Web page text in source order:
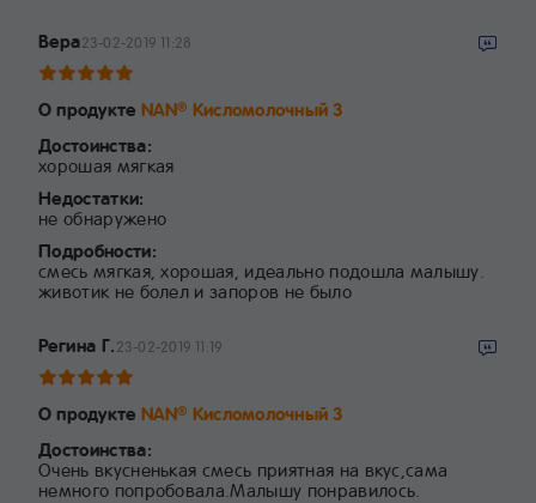
Вера23-02-2019 11:28
О продукте NAN® Кисломолочный 3
Достоинства:
хорошая мягкая
Недостатки:
не обнаружено
Подробности:
смесь мягкая, хорошая, идеально подошла малышу.
животик не болел и запоров не было
Регина Г.23-02-2019 11:19
О продукте NAN® Кисломолочный 3
Достоинства:
Очень вкусненькая смесь приятная на вкус,сама
немного попробовала.Малышу понравилось.